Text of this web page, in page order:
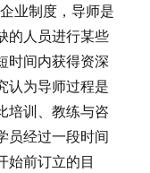
业制度，导师是
的人员进行某些
时间内获得资深
认为导师过程是
培训、教练与咨
员经过一段时间
始前订立的目